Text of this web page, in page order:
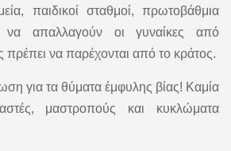
παιδικοί σταθμοί, πρωτοβάθμια
να απαλλαγούν οι γυναίκες από
πρέπει να παρέχονται από το κράτος.
τα θύματα έμφυλης βίας! Καμία
μαστροπούς και κυκλώματα